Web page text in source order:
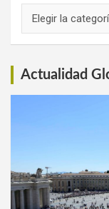
Actualidad